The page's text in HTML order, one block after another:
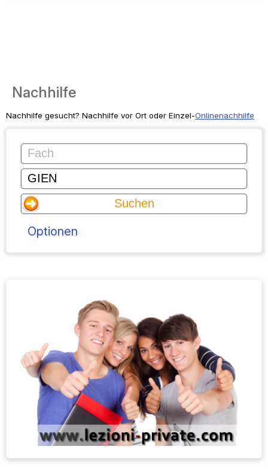
Nachhilfe
Nachhilfe gesucht? Nachhilfe vor Ort oder Einzel-Onlinenachhilfe
Optionen